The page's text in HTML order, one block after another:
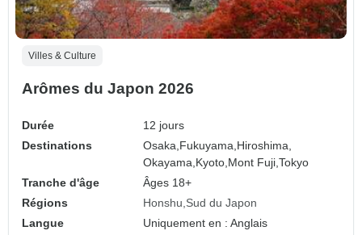
Villes & Culture
Arômes du Japon 2026
Durée
12 jours
Destinations
Osaka, Fukuyama, Hiroshima,
Okayama, Kyoto, Mont Fuji,Tokyo
Tranche d'âge
Âges 18+
Régions
Honshu Sud du Japon
Langue
Uniquement en : Anglais